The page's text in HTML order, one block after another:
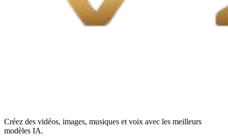
Créez des vidéos, images, musiques et voix avec les meilleurs
modèles IA.